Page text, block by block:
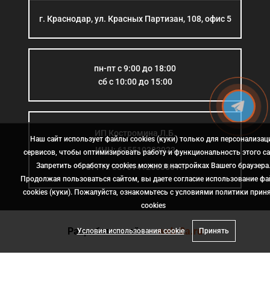
г. Краснодар, ул. Красных Партизан, 108, офис 5
пн-пт с 9:00 до 18:00
сб с 10:00 до 15:00
ИП Костромина Л.Б.
ИНН: 615510383923
ОГРН: 307614126000015
Разработка сайта- web-2a.ru
Наш сайт использует файлы cookies (куки) только для
сервисов, чтобы оптимизировать работу и функциональность этого
Запретить обработку cookies можно в настройках Вашего браузера.
Продолжая пользоваться сайтом, вы даете согласие использование
cookies (куки). Пожалуйста, ознакомьтесь с условиями политики
сookies
Условия использования cookie Принять